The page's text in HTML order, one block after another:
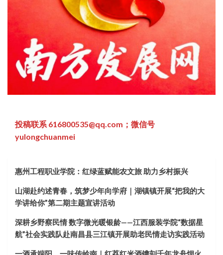
投稿联系 616800535@qq.com；微信号
yulongchuanmei
惠州工程职业学院：红绿蓝赋能农文旅 助力乡村振兴
山湖赴约述青春，筑梦少年向学府｜湖镇镇开展“把我的大
学讲给你”第二期主题宣讲活动
深耕乡野察民情 数字微光暖银龄——江西服装学院“数据星
航”社会实践队赴南昌县三江镇开展助老民情走访实践活动